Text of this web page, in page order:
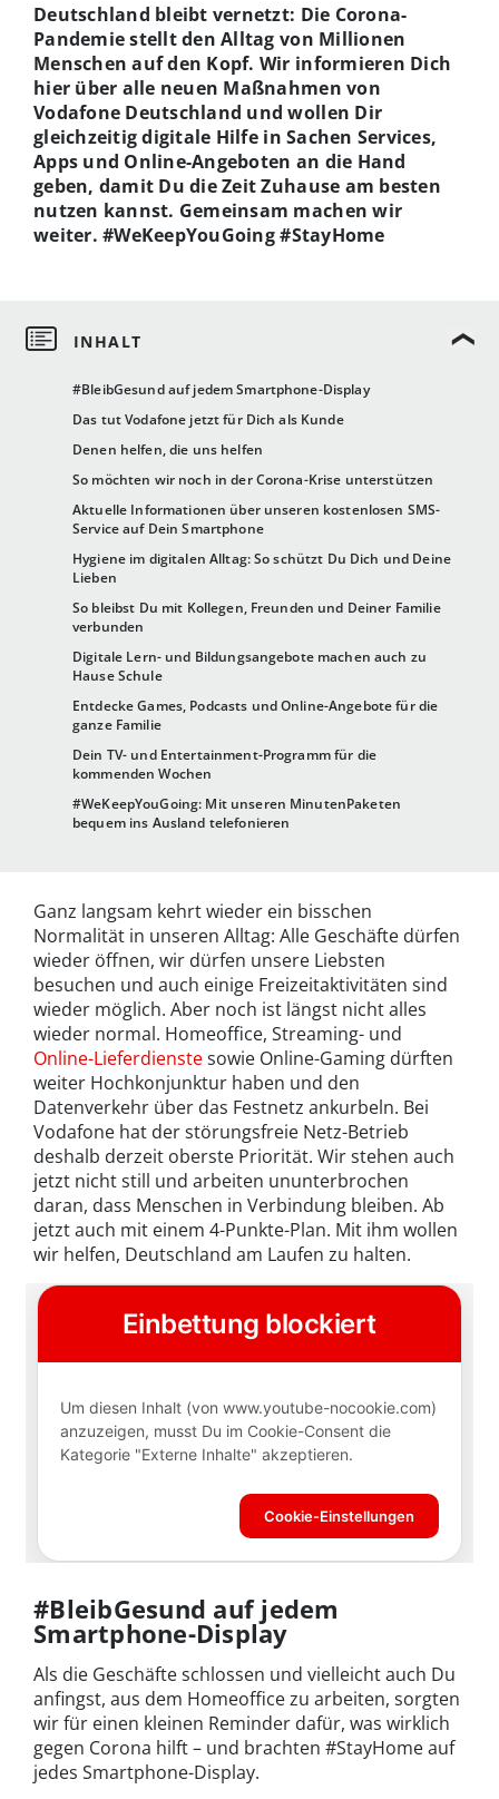
#BleibGesund auf jedem Smartphone-Display
Das tut Vodafone jetzt für Dich als Kunde
Denen helfen, die uns helfen
So möchten wir noch in der Corona-Krise unterstützen
Aktuelle Informationen über unseren kostenlosen SMS-
Service auf Dein Smartphone
Hygiene im digitalen Alltag: So schützt Du Dich und Deine
Lieben
So bleibst Du mit Kollegen, Freunden und Deiner Familie
verbunden
Digitale Lern- und Bildungsangebote machen auch zu
Hause Schule
Entdecke Games, Podcasts und Online-Angebote für die
ganze Familie
Dein TV- und Entertainment-Programm für die
kommenden Wochen
#WeKeepYouGoing: Mit unseren MinutenPaketen
bequem ins Ausland telefonieren
Deutschland bleibt vernetzt: Die Corona-
Pandemie stellt den Alltag von Millionen
Menschen auf den Kopf. Wir informieren Dich
hier über alle neuen Maßnahmen von
Vodafone Deutschland und wollen Dir
gleichzeitig digitale Hilfe in Sachen Services,
Apps und Online-Angeboten an die Hand
geben, damit Du die Zeit Zuhause am besten
nutzen kannst. Gemeinsam machen wir
weiter. #WeKeepYouGoing#StayHome
Ganz langsam kehrt wieder ein bisschen
Normalität in unseren Alltag: Alle Geschäfte dürfen
wieder öffnen, wir dürfen unsere Liebsten
besuchen und auch einige Freizeitaktivitäten sind
wieder möglich. Aber noch ist längst nicht alles
wieder normal. Homeoffice, Streaming- und
Online-Lieferdienstesowie Online-Gaming dürften
weiter Hochkonjunktur haben und den
Datenverkehr über das Festnetz ankurbeln. Bei
Vodafone hat der störungsfreie Netz-Betrieb
deshalb derzeit oberste Priorität. Wir stehen auch
jetzt nicht still und arbeiten ununterbrochen
daran, dass Menschen in Verbindung bleiben. Ab
jetzt auch mit einem 4-Punkte-Plan. Mit ihm wollen
wir helfen, Deutschland am Laufen zu halten.
#BleibGesund auf jedem
Smartphone-Display
Als die Geschäfte schlossen und vielleicht auch Du
anfingst, aus dem Homeoffice zu arbeiten, sorgten
wir für einen kleinen Reminder dafür, was wirklich
gegen Corona hilft – und brachten #StayHome auf
jedes Smartphone-Display.